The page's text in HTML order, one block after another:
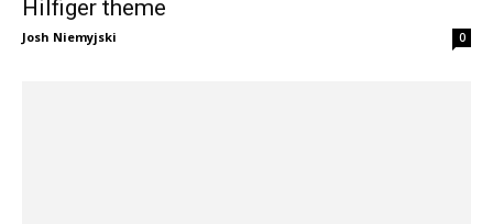
Hilfiger theme
Josh Niemyjski 0